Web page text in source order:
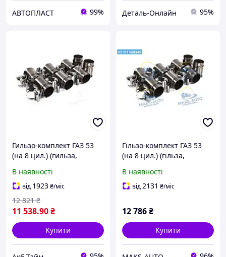
АВТОПЛАСТ 99% Деталь-Онлайн 95%
Гильзо-комплект ГАЗ 53
(на 8 цил.) (гильза,
Запчастина-дизель) 53-
1000105-04 UA58
В наявності
від 1923₴/міс
11 538.90₴
12 821 ₴
Купити
Гільзо-комплект ГАЗ 53
(на 8 цил.) (гільза,
Запчастина-дизель) 53-
1000105-04 UA56
В наявності
від2131 ₴/міс
12 786₴
Купити